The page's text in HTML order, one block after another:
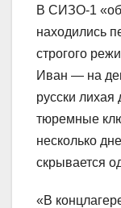
В СИЗО-1
находились
строгого
Иван — на
русски лихая
тюремные
несколько
скрывается
«В